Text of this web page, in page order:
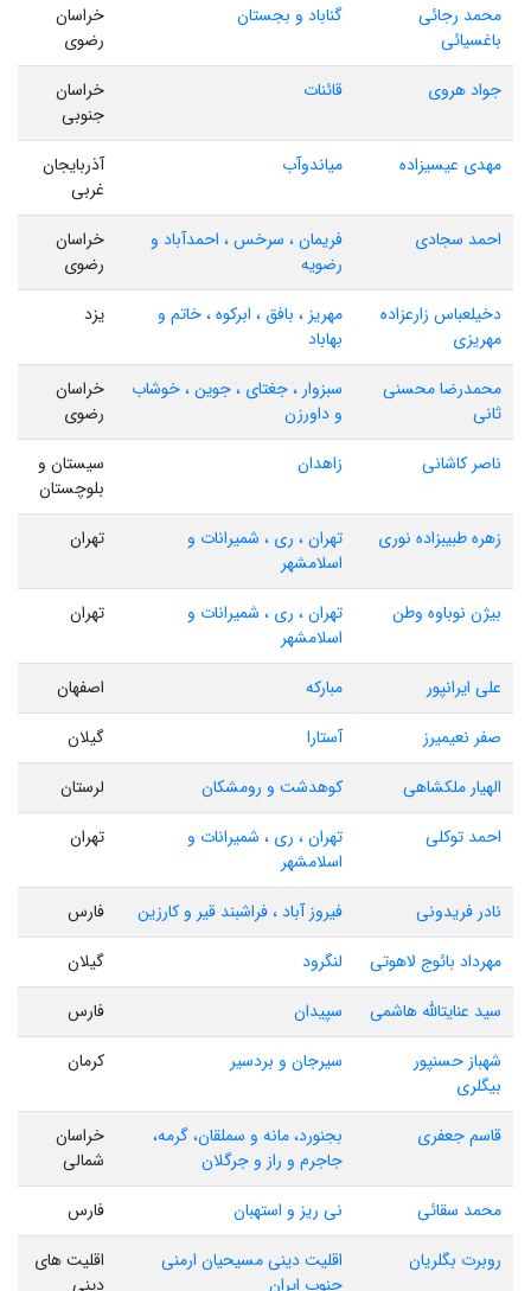
محمد رجائی
باغسیائی
گناباد و بجستان
خراسان
رضوی
جواد هروی
قائنات
خراسان
جنوبی
مهدی عیسیزاده
میاندوآب
آذربایجان
غربی
احمد سجادی
فریمان ، سرخس ، احمدآباد و
رضویه
خراسان
رضوی
دخیلعباس زارعزاده
مهریزی
مهریز ، بافق ، ابرکوه ، خاتم و
بهاباد
یزد
محمدرضا محسنی
ثانی
سبزوار ، جغتای ، جوین ، خوشاب
و داورزن
خراسان
رضوی
ناصر کاشانی
زاهدان
سیستان و
بلوچستان
زهره طبیبزاده نوری
تهران ، ری ، شمیرانات و
اسلامشهر
تهران
بیژن نوباوه وطن
تهران ، ری ، شمیرانات و
اسلامشهر
تهران
علی ایرانپور مبارکه
اصفهان
صفر نعیمیرز
آستارا
گیلان
الهیار ملکشاهی
کوهدشت و رومشکان
لرستان
احمد توکلی
تهران ، ری ، شمیرانات و
اسلامشهر
تهران
نادر فریدونی فیروز آباد ، فراشبند قیر و کارزین
فارس
مهرداد بائوج لاهوتی
لنگرود
گیلان
سید عنایتالله هاشمی
سپیدان
فارس
شهباز حسنپور
بیگلری
سیرجان و بردسیر کرمان
قاسم جعفری
بجنورد، مانه و سملقان، گرمه،
جاجرم و راز و جرگلان
خراسان
شمالی
محمد سقائی
نی ریز و استهبان
فارس
روبرت بگلریان
اقلیت دینی مسیحیان ارمنی
جنوب ایران
اقلیت های
دینی